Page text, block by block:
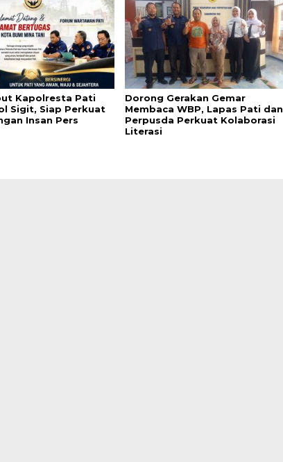
Kapolresta Pati
Sigit, Siap Perkuat
Insan Pers
Dorong Gerakan Gemar
Membaca WBP, Lapas Pati dan
Perpusda Perkuat Kolaborasi
Literasi